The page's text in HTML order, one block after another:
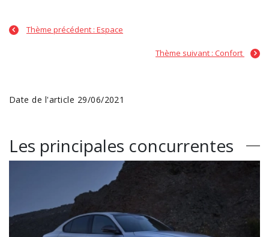
Thème précédent : Espace
Thème suivant : Confort
Date de l'article 29/06/2021
Les principales concurrentes